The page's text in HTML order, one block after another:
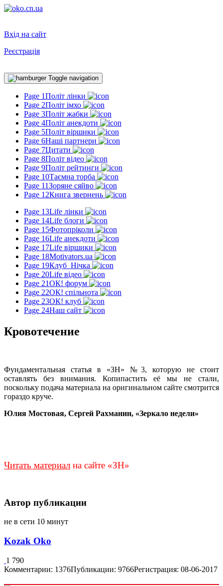
Вхід на сайт
Реєстрація
Toggle navigation
Page 1Політ лінки
Page 2Політ імхо
Page 3Політ жабки
Page 4Політ анекдоти
Page 5Політ віршики
Page 6Наші партнери
Page 7Цитати
Page 8Політ відео
Page 9Політ рейтинги
Page 10Таємна торба
Page 11Зоряне сяйво
Page 12Книга звернень
Page 13Life лінки
Page 14Life блоги
Page 15Фотопріколи
Page 16Life анекдоти
Page 17Life віршики
Page 18Motivators.ua
Page 19Клуб_Нічка
Page 20Life відео
Page 21ОК! форум
Page 22ОК! спільнота
Page 23ОК! клуб
Page 24Наш сайт
Кровотечение
Фундаментальная статья в «ЗН» №3, которую не стоит
оставлять без внимания. Копипастить её мы не стали,
поскольку подача материала на оригинальном сайте смотрится
гораздо круче.
Юлия Мостовая, Сергей Рахманин, «Зеркало недели»
Читать материал на сайте «ЗН»
Автор публикации
не в сети 10 минут
Kozak Oko
1 790
Комментарии: 1376Публикации: 9766Регистрация: 08-06-2017